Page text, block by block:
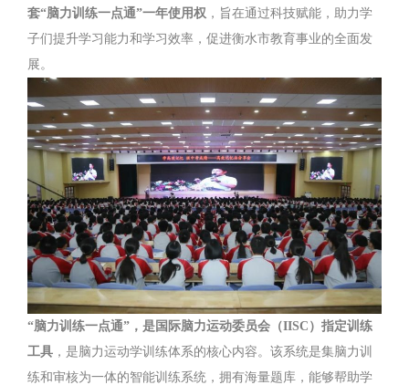
套“脑力训练一点通”一年使用权 ，旨在通过科技赋能，助力学
子们提升学习能力和学习效率，促进衡水市教育事业的全面发
展。
“脑力训练一点通”，是国际脑力运动委员会（IISC）指定训练
工具 ，是脑力运动学训练体系的核心内容。该系统是集脑力训
练和审核为一体的智能训练系统，拥有海量题库，能够帮助学